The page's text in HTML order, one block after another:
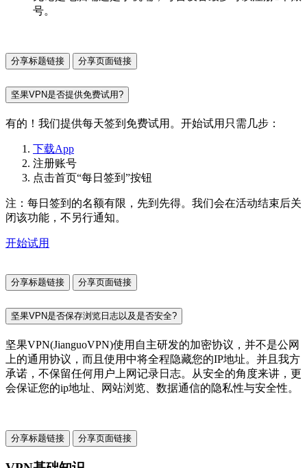
号。
分享标题链接 分享页面链接
坚果VPN是否提供免费试用?
有的！我们提供每天签到免费试用。开始试用只需几步：
下载App
注册账号
点击首页“每日签到”按钮
注：每日签到的名额有限，先到先得。我们会在活动结束后关
闭该功能，不另行通知。
开始试用
分享标题链接 分享页面链接
坚果VPN是否保存浏览日志以及是否安全?
坚果VPN(JianguoVPN)使用自主研发的加密协议，并不是公网
上的通用协议，而且使用中将全程隐藏您的IP地址。并且我方
承诺，不保留任何用户上网记录日志。从安全的角度来讲，更
会保证您的ip地址、网站浏览、数据通信的隐私性与安全性。
分享标题链接 分享页面链接